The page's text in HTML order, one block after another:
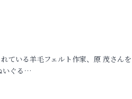
ている羊毛フェルト作家、原 茂さん
いぐる…